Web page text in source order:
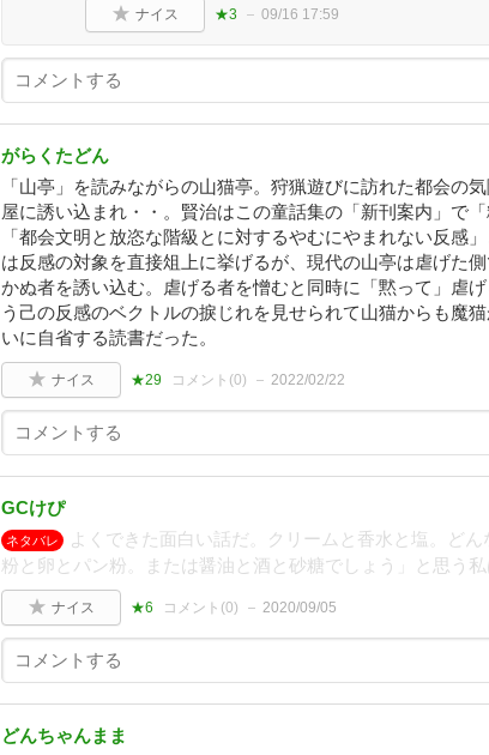
ナイス ★3 09/16 17:59
がらくたどん
「山亭」を読みながらの山猫亭。狩猟遊びに訪れた都会の
屋に誘い込まれ・・。賢治はこの童話集の「新刊案内」で
「都会文明と放恣な階級とに対するやむにやまれない反感
は反感の対象を直接俎上に挙げるが、現代の山亭は虐げた
かぬ者を誘い込む。虐げる者を憎むと同時に「黙って」虐
う己の反感のベクトルの捩じれを見せられて山猫からも魔
いに自省する読書だった。
ナイス ★29 コメント(0) 2022/02/22
GCけぴ
ネタバレ
よくできた面白い話だ。クリームと香水と塩。ど
粉と卵とパン粉。または醤油と酒と砂糖でしょう」と思う私
ナイス ★6 コメント(0) 2020/09/05
どんちゃんまま